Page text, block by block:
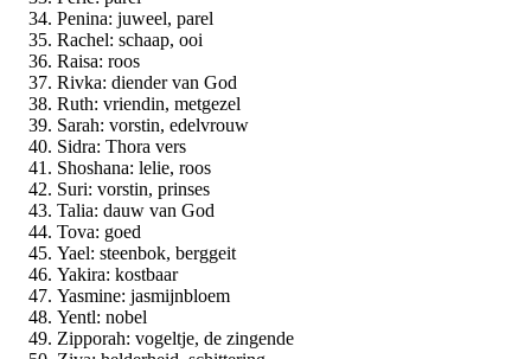
Penina: juweel, parel
Rachel: schaap, ooi
Raisa: roos
Rivka: diender van God
Ruth: vriendin, metgezel
Sarah: vorstin, edelvrouw
Sidra: Thora vers
Shoshana: lelie, roos
Suri: vorstin, prinses
Talia: dauw van God
Tova: goed
Yael: steenbok, berggeit
Yakira: kostbaar
Yasmine: jasmijnbloem
Yentl: nobel
Zipporah: vogeltje, de zingende